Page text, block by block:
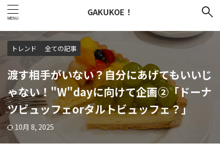
GAKUKOE！
トレンド 全ての記事
渡す相手がいない？自分にあげてもいいじ
ゃない！"W"dayに向けて企画②「ドーナ
ツビュッフェorタルトビュッフェ？」
10月 8, 2025